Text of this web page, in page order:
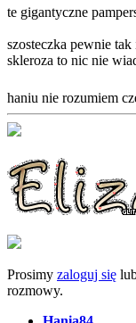
te gigantyczne
szosteczka pewnie
skleroza to nic nie
haniu nie rozumiem
Prosimy zaloguj się
rozmowy.